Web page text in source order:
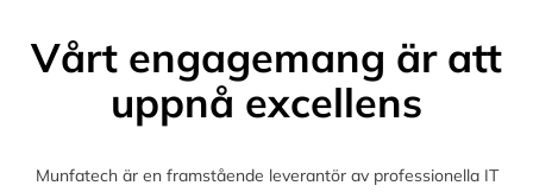
Vårt engagemang är att
uppnå excellens
Munfatech är en framstående leverantör av professionella IT